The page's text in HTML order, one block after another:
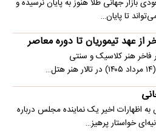
بازار جهانی طلا هنوز به پایان نرسیده و
تا پایان…
فاخر هنر کلاسیک و سنتی
به اظهارات اخیر یک نماینده مجلس درباره
خواستار پرهیز…